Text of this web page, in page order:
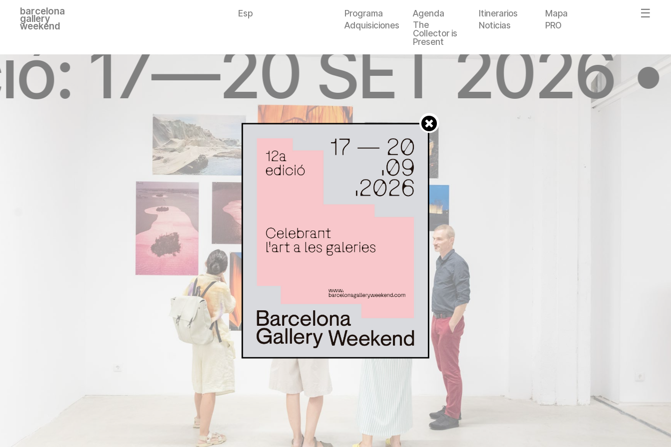
barcelona
gallery
weekend
Esp Programa Agenda Itinerarios
Mapa
Adquisiciones
The
Collector is
Present
Noticias PRO
17—20 SET 2026 •